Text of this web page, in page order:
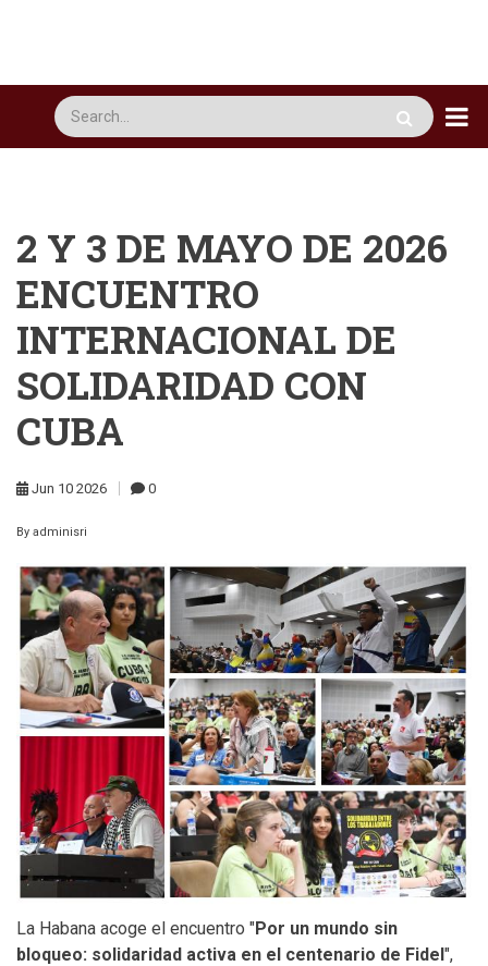
principal
2 Y 3 DE MAYO DE 2026
ENCUENTRO
INTERNACIONAL DE
SOLIDARIDAD CON
CUBA
Jun 10 2026 0
By adminisri
La Habana acoge el encuentro "Por un mundo sin
bloqueo: solidaridad activa en el centenario de Fidel",